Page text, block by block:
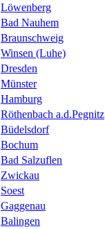
Löwenberg
Bad Nauhem
Braunschweig
Winsen (Luhe)
Dresden
Münster
Hamburg
Röthenbach a.d.Pegnitz
Büdelsdorf
Bochum
Bad Salzuflen
Zwickau
Soest
Gaggenau
Balingen